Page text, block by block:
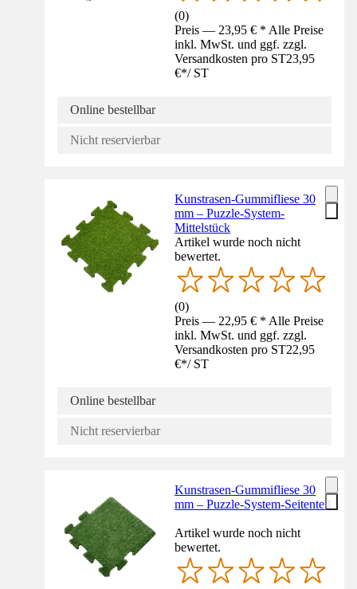
(0)
Preis — 23,95 € * Alle Preise
inkl. MwSt. und ggf. zzgl.
Versandkosten pro ST23,95
€*/ ST
Online bestellbar
Nicht reservierbar
Kunstrasen-Gummifliese 30
mm – Puzzle-System-
Mittelstück
Artikel wurde noch nicht
bewertet.
(0)
Preis — 22,95 € * Alle Preise
inkl. MwSt. und ggf. zzgl.
Versandkosten pro ST22,95
€*/ ST
Online bestellbar
Nicht reservierbar
Kunstrasen-Gummifliese 30
mm – Puzzle-System-Seitenteil
Artikel wurde noch nicht
bewertet.